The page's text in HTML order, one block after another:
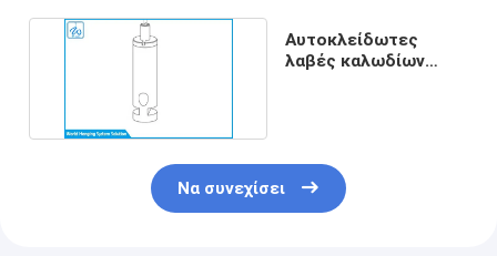
Αυτοκλείδωτες
λαβές καλωδίων
Να συνεχίσει